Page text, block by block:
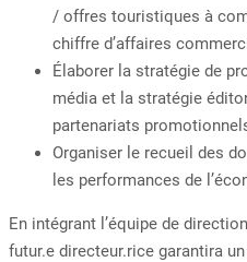
/ offres touristiques à
chiffre d’affaires
Élaborer la stratégie de
média et la stratégie
partenariats
Organiser le recueil des
les performances de
En intégrant l’équipe de
futur.e directeur.rice garantira